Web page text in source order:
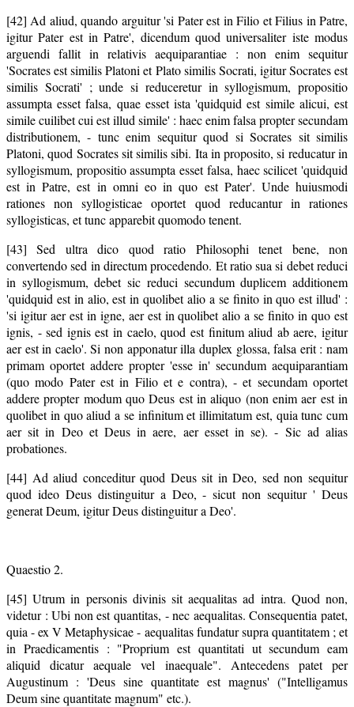
[42] Ad aliud, quando arguitur 'si Pater est in Filio et Filius in Patre,
igitur Pater est in Patre', dicendum quod universaliter iste modus
arguendi fallit in relativis aequiparantiae : non enim sequitur
'Socrates est similis Platoni et Plato similis Socrati, igitur Socrates est
similis Socrati' ; unde si reduceretur in syllogismum, propositio
assumpta esset falsa, quae esset ista 'quidquid est simile alicui, est
simile cuilibet cui est illud simile' : haec enim falsa propter secundam
distributionem, - tunc enim sequitur quod si Socrates sit similis
Platoni, quod Socrates sit similis sibi. Ita in proposito, si reducatur in
syllogismum, propositio assumpta esset falsa, haec scilicet 'quidquid
est in Patre, est in omni eo in quo est Pater'. Unde huiusmodi
rationes non syllogisticae oportet quod reducantur in rationes
syllogisticas, et tunc apparebit quomodo tenent.
[43] Sed ultra dico quod ratio Philosophi tenet bene, non
convertendo sed in directum procedendo. Et ratio sua si debet reduci
in syllogismum, debet sic reduci secundum duplicem additionem
'quidquid est in alio, est in quolibet alio a se finito in quo est illud' :
'si igitur aer est in igne, aer est in quolibet alio a se finito in quo est
ignis, - sed ignis est in caelo, quod est finitum aliud ab aere, igitur
aer est in caelo'. Si non apponatur illa duplex glossa, falsa erit : nam
primam oportet addere propter 'esse in' secundum aequiparantiam
(quo modo Pater est in Filio et e contra), - et secundam oportet
addere propter modum quo Deus est in aliquo (non enim aer est in
quolibet in quo aliud a se infinitum et illimitatum est, quia tunc cum
aer sit in Deo et Deus in aere, aer esset in se). - Sic ad alias
probationes.
[44] Ad aliud conceditur quod Deus sit in Deo, sed non sequitur
quod ideo Deus distinguitur a Deo, - sicut non sequitur ' Deus
generat Deum, igitur Deus distinguitur a Deo'.
Quaestio 2.
[45] Utrum in personis divinis sit aequalitas ad intra. Quod non,
videtur : Ubi non est quantitas, - nec aequalitas. Consequentia patet,
quia - ex V Metaphysicae - aequalitas fundatur supra quantitatem ; et
in Praedicamentis : "Proprium est quantitati ut secundum eam
aliquid dicatur aequale vel inaequale". Antecedens patet per
Augustinum : 'Deus sine quantitate est magnus' ("Intelligamus
Deum sine quantitate magnum" etc.).